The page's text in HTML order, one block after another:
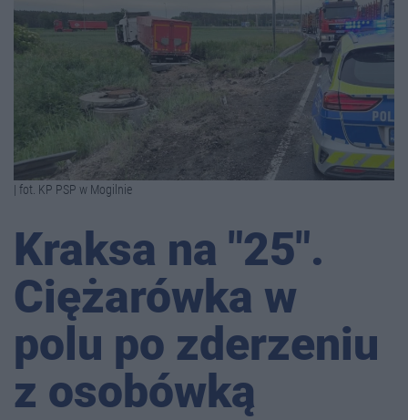
| fot. KP PSP w Mogilnie
Kraksa na "25".
Ciężarówka w
polu po zderzeniu
z osobówką